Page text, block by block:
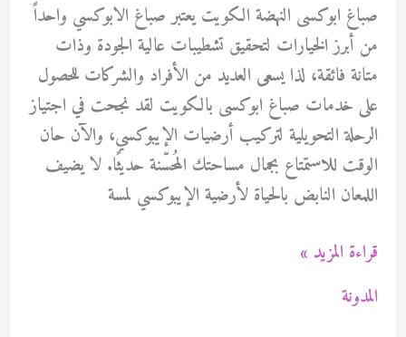
صباغ ابوكسى النهضة الكويت يعتبر صباغ الابوكسي واحداً
من أبرز الخيارات لتحقيق تشطيبات عالية الجودة وذات
متانة فائقة، لذا يسعى العديد من الأفراد والشركات للحصول
على خدمات صباغ ابوكسى بالكويت لقد نجحت في اجتياز
الرحلة التحويلية لتركيب أرضيات الإيبوكسي، والآن حان
الوقت للاستمتاع بجمال مساحتك المُحسّنة حديثًا. لا يضيف
اللمعان النابض بالحياة لأرضية الإيبوكسي لمسة
صباغ
ابوكسى
النهضة
قراءة المزيد »
المدونة